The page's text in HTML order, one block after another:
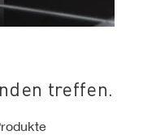
treffen.